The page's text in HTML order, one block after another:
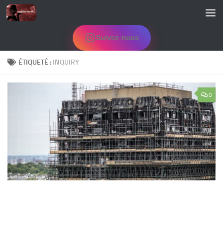
Skip to content
Suivez-nous
ÉTIQUETÉ : INQUIRY
0